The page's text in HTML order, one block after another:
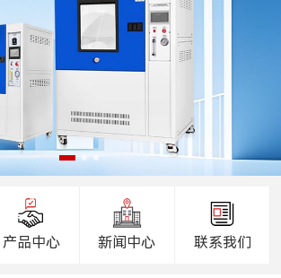
产品中心 新闻中心 联系我们